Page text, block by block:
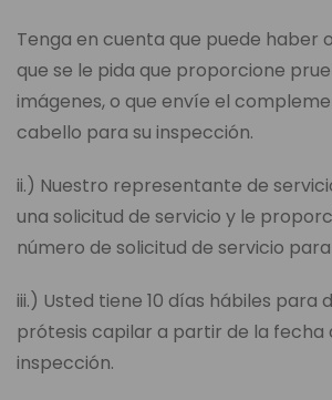
Tenga en cuenta que puede haber
que se le pida que proporcione
imágenes, o que envíe el
cabello para su inspección.
ii.) Nuestro representante de
una solicitud de servicio y le
número de solicitud de servicio
iii.) Usted tiene 10 días hábiles para
prótesis capilar a partir de la fecha
inspección.